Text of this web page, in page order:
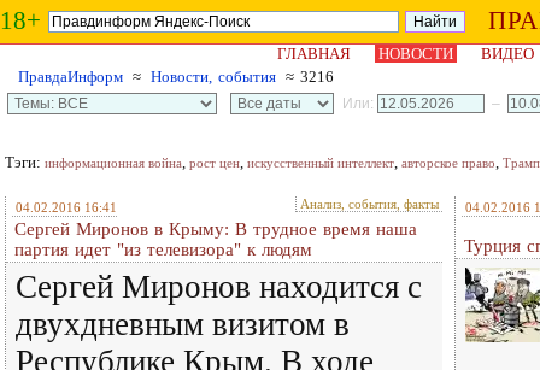
18+
ГЛАВНАЯ НОВОСТИ
ВИДЕО
ПравдаИнформ ≈ Новости, события ≈ 3216
Или: –
Тэги: информационная война, рост цен, искусственный интеллект, авторское право, Трамп
04.02.2016 16:41 Анализ, события, факты
Сергей Миронов в Крыму: В трудное время наша
партия идет "из телевизора" к людям
Сергей Миронов находится с
двухдневным визитом в
Республике Крым. В ходе
04.02.2016
Турция